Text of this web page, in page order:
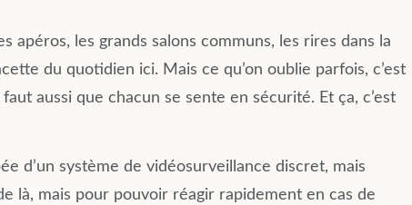
apéros, les grands salons communs, les rires dans la
du quotidien ici. Mais ce qu’on oublie parfois, c’est
aussi que chacun se sente en sécurité. Et ça, c’est
d’un système de vidéosurveillance discret, mais
là, mais pour pouvoir réagir rapidement en cas de
vie